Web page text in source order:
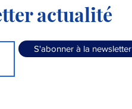
actualité
S'abonner à la newsletter